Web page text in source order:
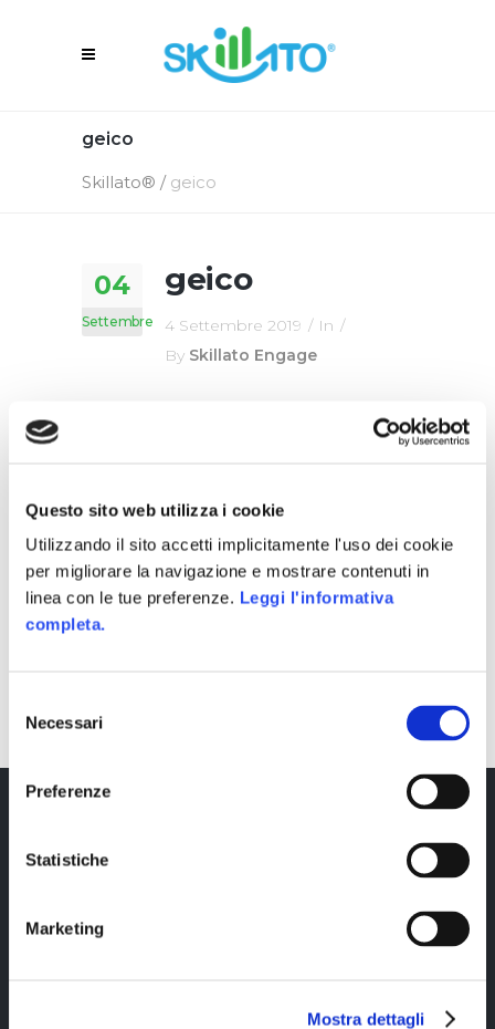
Questo sito web utilizza i cookie
Utilizzando il sito accetti implicitamente l'uso dei cookie
per migliorare la navigazione e mostrare contenuti in
linea con le tue preferenze. Leggi l'informativa
completa.
delNecessari
Preferenze
Statistiche
Marketing
Mostra dettagli
geico
Skillato® / geico
04
Settembre
geico
4 Settembre 2019
In
By Skillato Engage